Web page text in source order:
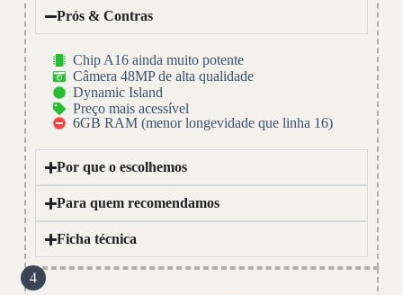
Prós & Contras
Chip A16 ainda muito potente
Câmera 48MP de alta qualidade
Dynamic Island
Preço mais acessível
6GB RAM (menor longevidade que linha 16)
Por que o escolhemos
Para quem recomendamos
Ficha técnica
4